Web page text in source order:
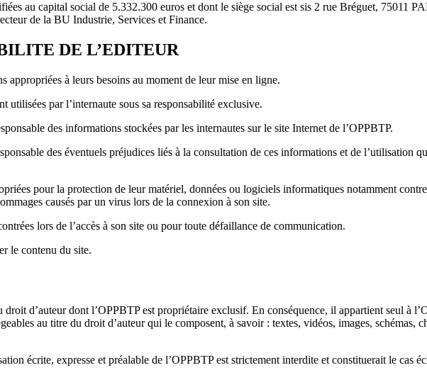
au capital social de 5.332.300 euros et dont le siège social est sis 2 rue Bréguet, 75011
de la BU Industrie, Services et Finance.
DE L’EDITEUR
à leurs besoins au moment de leur mise en ligne.
par l’internaute sous sa responsabilité exclusive.
des informations stockées par les internautes sur le site Internet de l’OPPBTP.
des éventuels préjudices liés à la consultation de ces informations et de l’utilisation
pour la protection de leur matériel, données ou logiciels informatiques notamment
causés par un virus lors de la connexion à son site.
lors de l’accès à son site ou pour toute défaillance de communication.
le contenu du site.
d’auteur dont l’OPPBTP est propriétaire exclusif. En conséquence, il appartient seul à
au titre du droit d’auteur qui le composent, à savoir : textes, vidéos, images, schémas,
écrite, expresse et préalable de l’OPPBTP est strictement interdite et constituerait le cas